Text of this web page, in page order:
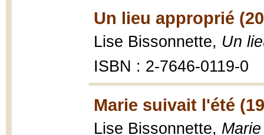
Un lieu approprié
Lise Bissonnette, Un
ISBN : 2-7646-0119-0
Marie suivait l'été
Lise Bissonnette,